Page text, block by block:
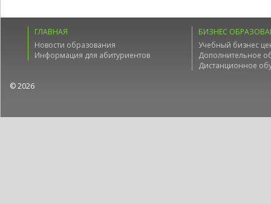
ГЛАВНАЯ
Новости образования
Информация для абитуриентов
БИЗНЕС
Учебный бизнес
Дополнительное
Дистанционное
© 2026